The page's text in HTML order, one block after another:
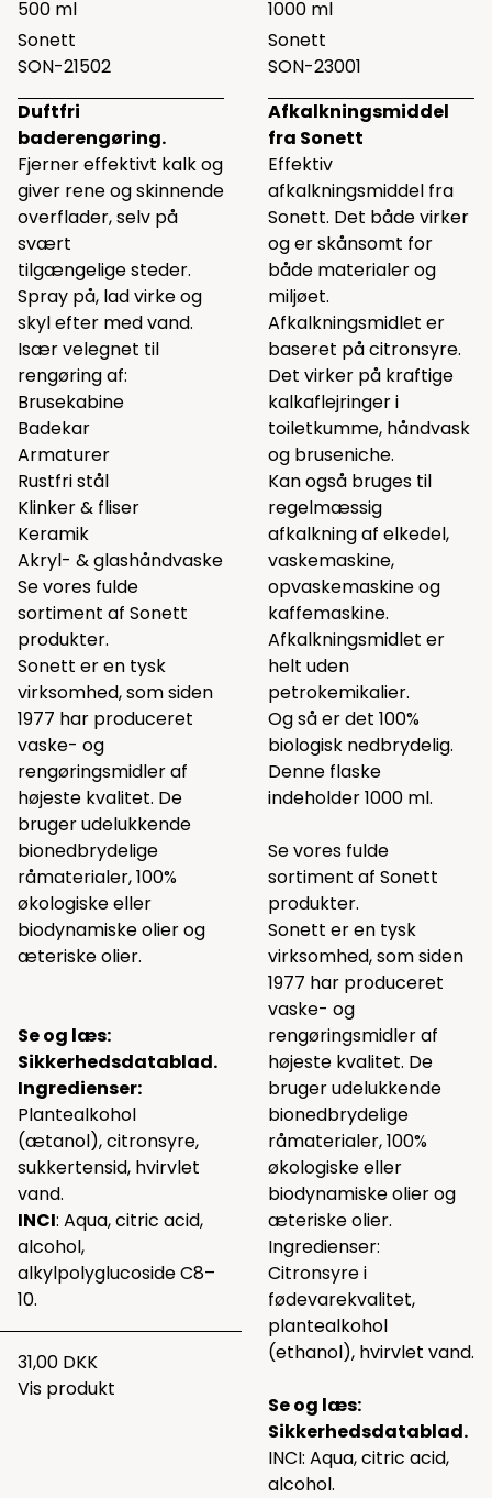
500 ml
Sonett
SON-21502
Duftfri
baderengøring.
Fjerner effektivt kalk og
giver rene og skinnende
overflader, selv på
svært
tilgængelige steder.
Spray på, lad virke og
skyl efter med vand.
Især velegnet til
rengøring af:
Brusekabine
Badekar
Armaturer
Rustfri stål
Klinker & fliser
Keramik
Akryl- & glashåndvaske
Se vores fulde
sortiment af Sonett
produkter.
Sonett er en tysk
virksomhed, som siden
1977 har produceret
vaske- og
rengøringsmidler af
højeste kvalitet. De
bruger udelukkende
bionedbrydelige
råmaterialer, 100%
økologiske eller
biodynamiske olier og
æteriske olier.
Se og læs:
Sikkerhedsdatablad.
Ingredienser:
Plantealkohol
(ætanol), citronsyre,
sukkertensid, hvirvlet
vand.
INCI: Aqua, citric acid,
alcohol,
alkylpolyglucoside C8–
10.
31,00 DKK
Vis produkt
1000 ml
Sonett
SON-23001
Afkalkningsmiddel
fra Sonett
Effektiv
afkalkningsmiddel fra
Sonett. Det både virker
og er skånsomt for
både materialer og
miljøet.
Afkalkningsmidlet er
baseret på citronsyre.
Det virker på kraftige
kalkaflejringer i
toiletkumme, håndvask
og bruseniche.
Kan også bruges til
regelmæssig
afkalkning af elkedel,
vaskemaskine,
opvaskemaskine og
kaffemaskine.
Afkalkningsmidlet er
helt uden
petrokemikalier.
Og så er det 100%
biologisk nedbrydelig.
Denne flaske
indeholder 1000 ml.
Se vores fulde
sortiment af Sonett
produkter.
Sonett er en tysk
virksomhed, som siden
1977 har produceret
vaske- og
rengøringsmidler af
højeste kvalitet. De
bruger udelukkende
bionedbrydelige
råmaterialer, 100%
økologiske eller
biodynamiske olier og
æteriske olier.
Ingredienser:
Citronsyre i
fødevarekvalitet,
plantealkohol
(ethanol), hvirvlet vand.
Se og læs:
Sikkerhedsdatablad.
INCI: Aqua, citric acid,
alcohol.